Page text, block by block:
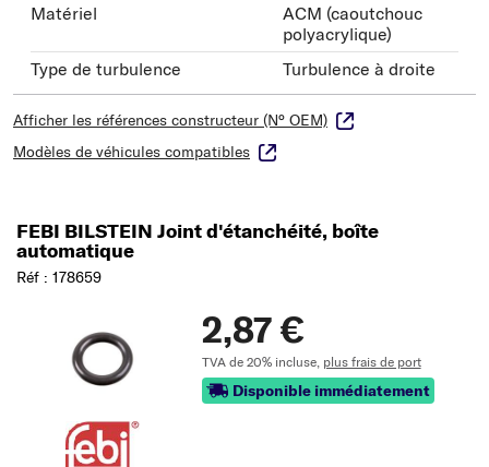
Matériel
ACM (caoutchouc
polyacrylique)
Type de turbulence
Turbulence à droite
Afficher les références constructeur (N° OEM)
Modèles de véhicules compatibles
FEBI BILSTEIN Joint d'étanchéité, boîte
automatique
Réf : 178659
2,87 €
TVA de 20% incluse, plus frais de port
Disponible immédiatement